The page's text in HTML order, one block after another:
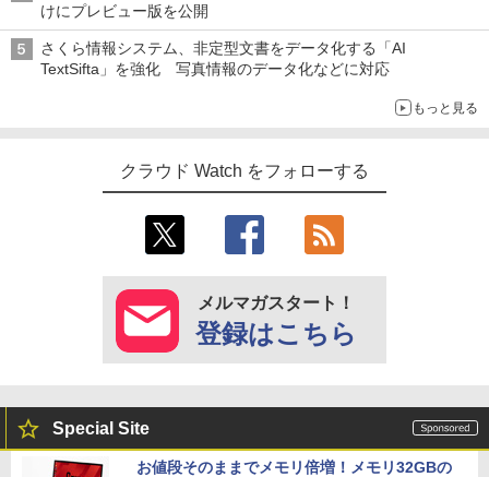
けにプレビュー版を公開
さくら情報システム、非定型文書をデータ化する「AI
TextSifta」を強化 写真情報のデータ化などに対応
もっと見る
クラウド Watch をフォローする
メルマガスタート！
登録はこちら
Special Site
お値段そのままでメモリ倍増！メモリ32GBの